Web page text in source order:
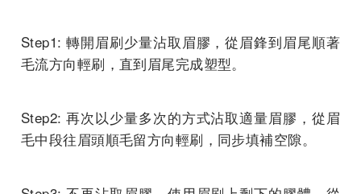
Step1: 轉開眉刷少量沾取眉膠，從眉鋒到眉尾順著
毛流方向輕刷，直到眉尾完成塑型。
Step2: 再次以少量多次的方式沾取適量眉膠，從眉
毛中段往眉頭順毛留方向輕刷，同步填補空隙。